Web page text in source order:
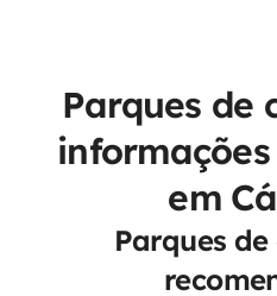
Parques de
em
Parques